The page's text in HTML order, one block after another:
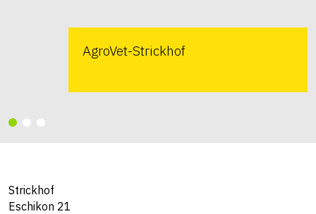
AgroVet-Strickhof
Strickhof
Eschikon 21